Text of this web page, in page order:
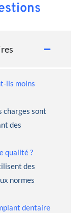
ils moins
charges sont
des
qualité ?
des
normes
dentaire